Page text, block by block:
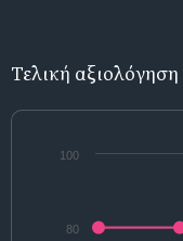
Τελική αξιολόγηση
80
100